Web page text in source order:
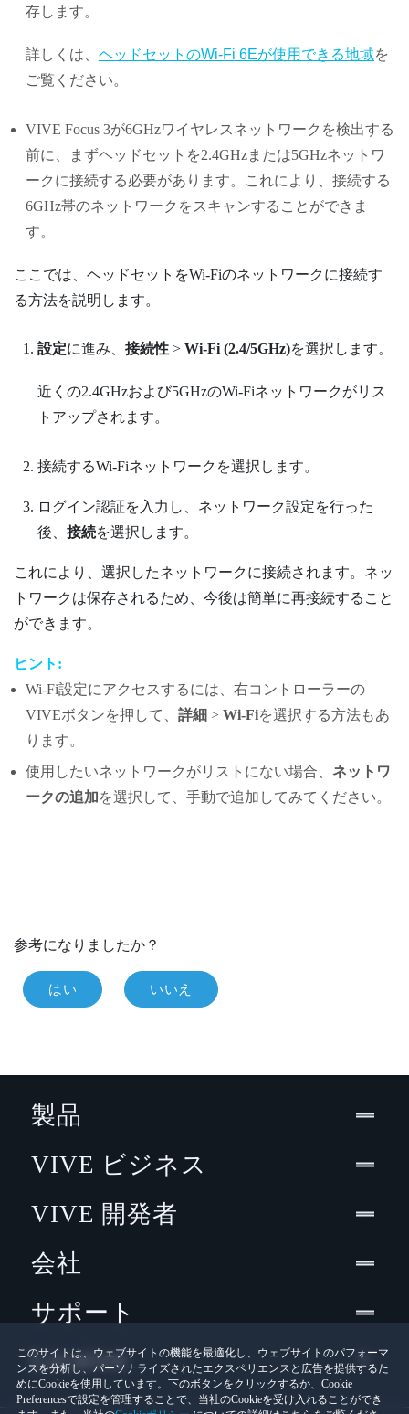
存します。
詳しくは、 ヘッドセットのWi‍-Fi 6Eが使用できる地域を
ご覧ください。
VIVE Focus 3が6GHzワイヤレスネットワークを検出する
前に、まずヘッドセットを2.4GHzまたは5GHzネットワ
ークに接続する必要があります。これにより、接続する
6GHz帯のネットワークをスキャンすることができま
す。
ここでは、ヘッドセットをWi‍-Fiのネットワークに接続す
る方法を説明します。
設定に進み、 接続性> Wi-Fi (2.4/5GHz)を選択します。
近くの2.4GHzおよび5GHzのWi‍-Fiネットワークがリス
トアップされます。
接続するWi‍-Fiネットワークを選択します。
ログイン認証を入力し、ネットワーク設定を行った
後、 接続を選択します。
これにより、選択したネットワークに接続されます。ネッ
トワークは保存されるため、今後は簡単に再接続すること
ができます。
ヒント:
Wi‍-Fi設定にアクセスするには、右コントローラーの
VIVEボタンを押して、 詳細 > Wi-Fiを選択する方法もあ
ります。
使用したいネットワークがリストにない場合、 ネットワ
ークの追加 を選択して、手動で追加してみてください。
参考になりましたか？
はい いいえ
このサイトは、ウェブサイトの機能を最適化し、ウェブサイトのパフォーマ
ンスを分析し、パーソナライズされたエクスペリエンスと広告を提供するた
めにCookieを使用しています。下のボタンをクリックするか、Cookie
Preferencesで設定を管理することで、当社のCookieを受け入れることができ
製品
VIVE ビジネス
VIVE 開発者
会社
サポート
Location